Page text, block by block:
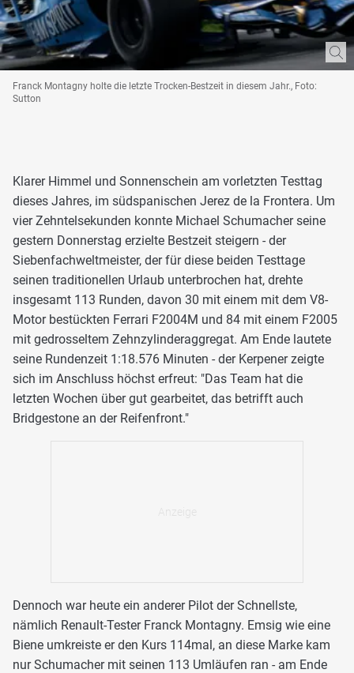
Franck Montagny holte die letzte Trocken-Bestzeit in diesem Jahr., Foto:
Sutton
Klarer Himmel und Sonnenschein am vorletzten Testtag
dieses Jahres, im südspanischen Jerez de la Frontera. Um
vier Zehntelsekunden konnte Michael Schumacher seine
gestern Donnerstag erzielte Bestzeit steigern - der
Siebenfachweltmeister, der für diese beiden Testtage
seinen traditionellen Urlaub unterbrochen hat, drehte
insgesamt 113 Runden, davon 30 mit einem mit dem V8-
Motor bestückten Ferrari F2004M und 84 mit einem F2005
mit gedrosseltem Zehnzylinderaggregat. Am Ende lautete
seine Rundenzeit 1:18.576 Minuten - der Kerpener zeigte
sich im Anschluss höchst erfreut: "Das Team hat die
letzten Wochen über gut gearbeitet, das betrifft auch
Bridgestone an der Reifenfront."
Dennoch war heute ein anderer Pilot der Schnellste,
nämlich Renault-Tester Franck Montagny. Emsig wie eine
Biene umkreiste er den Kurs 114mal, an diese Marke kam
nur Schumacher mit seinen 113 Umläufen ran - am Ende